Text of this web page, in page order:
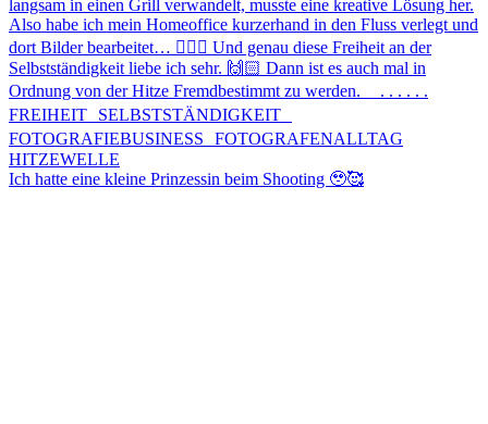
Ich hatte eine kleine Prinzessin beim Shooting 🥹🥰